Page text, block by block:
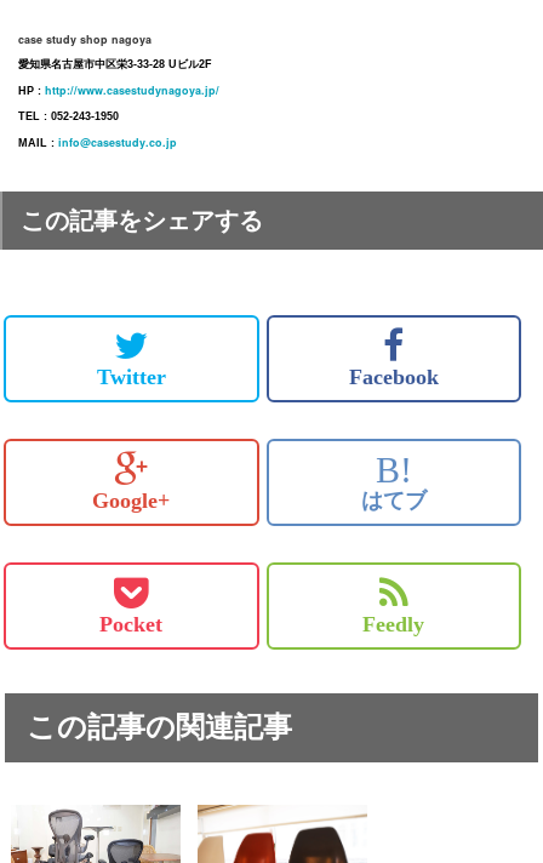
case study shop nagoya
愛知県名古屋市中区栄3-33-28 Uビル2F
HP : http://www.casestudynagoya.jp/
TEL : 052-243-1950
MAIL : info@casestudy.co.jp
この記事をシェアする
Twitter Facebook
Google+
B!
はてブ
Pocket Feedly
この記事の関連記事